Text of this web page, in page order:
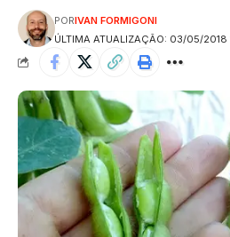
ÚLTIMA ATUALIZAÇÃO: 03/05/2018
PORIVAN FORMIGONI